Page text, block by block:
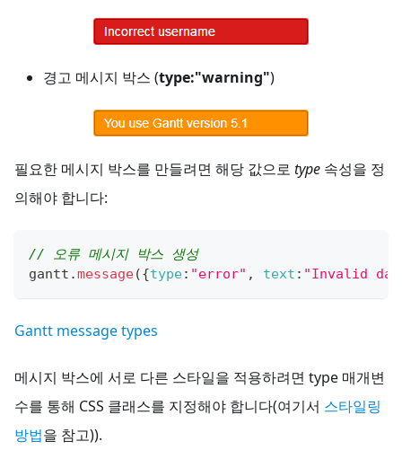
경고 메시지 박스 (type:"warning")
필요한 메시지 박스를 만들려면 해당 값으로 type 속성을 정
의해야 합니다:
// 오류 메시지 박스 생성
gantt .message({type: "error" , text : "Invalid
Gantt message types
메시지 박스에 서로 다른 스타일을 적용하려면 type 매개변
수를 통해 CSS 클래스를 지정해야 합니다(여기서 스타일링
방법을 참고)).